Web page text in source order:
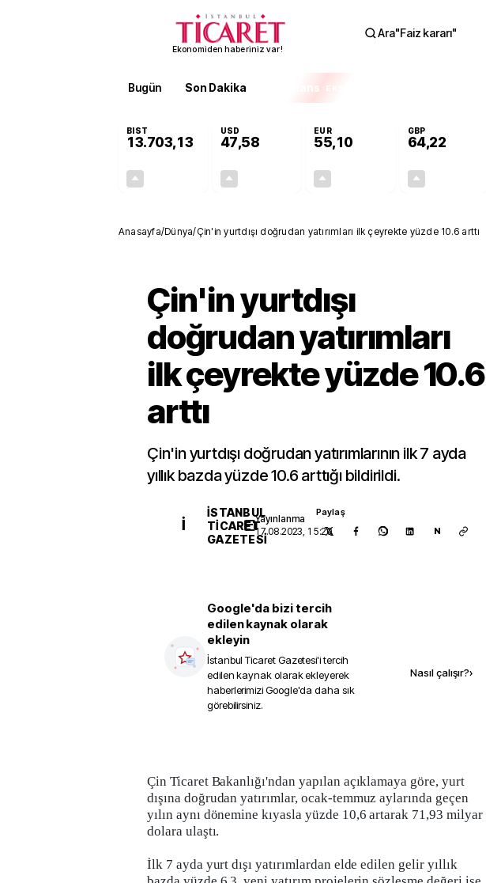
Ekonomiden haberiniz var!
Ara"Faiz kararı"
Bugün Son Dakika Finans EKSTRA
BIST
13.703,13
USD
47,58
EUR
55,10
GBP
64,22
Anasayfa/Dünya/Çin'in yurtdışı doğrudan yatırımları ilk çeyrekte yüzde 10.6 arttı
Çin'in yurtdışı
doğrudan yatırımları
ilk çeyrekte yüzde 10.6
arttı
Çin'in yurtdışı doğrudan yatırımlarının ilk 7 ayda
yıllık bazda yüzde 10.6 arttığı bildirildi.
İ
İSTANBUL
TICARET
GAZETESI
Yayınlanma
17.08.2023, 15:20
Paylaş
N
Google'da bizi tercih
edilen kaynak olarak
ekleyin
İstanbul Ticaret Gazetesi'i tercih
edilen kaynak olarak ekleyerek
haberlerimizi Google'da daha sık
görebilirsiniz.
Nasıl çalışır?›
Çin Ticaret Bakanlığı'ndan yapılan açıklamaya göre, yurt
dışına doğrudan yatırımlar, ocak-temmuz aylarında geçen
yılın aynı dönemine kıyasla yüzde 10,6 artarak 71,93 milyar
dolara ulaştı.
İlk 7 ayda yurt dışı yatırımlardan elde edilen gelir yıllık